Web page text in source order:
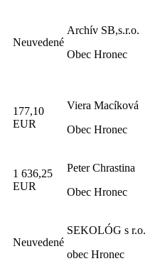
Neuvedené
Archív SB,s.r.o.
Obec Hronec
177,10
EUR
Viera Macíková
Obec Hronec
1 636,25
EUR
Peter Chrastina
Obec Hronec
Neuvedené
SEKOLÓG s r.o.
obec Hronec